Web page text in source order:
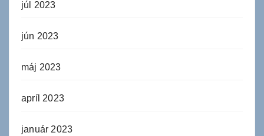
júl 2023
jún 2023
máj 2023
apríl 2023
január 2023